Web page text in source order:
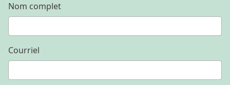
Nom complet
Courriel